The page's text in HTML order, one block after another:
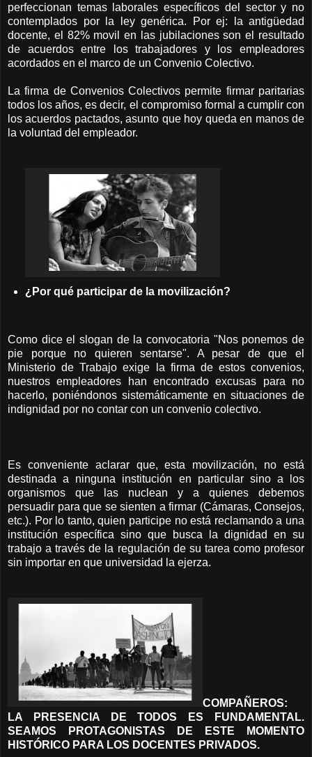
perfeccionan temas laborales específicos del sector y no
contemplados por la ley genérica. Por ej: la antigüedad
docente, el 82% movil en las jubilaciones son el resultado
de acuerdos entre los trabajadores y los empleadores
acordados en el marco de un Convenio Colectivo.
La firma de Convenios Colectivos permite firmar paritarias
todos los años, es decir, el compromiso formal a cumplir con
los acuerdos pactados, asunto que hoy queda en manos de
la voluntad del empleador.
¿Por qué participar de la movilización?
Como dice el slogan de la convocatoria "Nos ponemos de
pie porque no quieren sentarse". A pesar de que el
Ministerio de Trabajo exige la firma de estos convenios,
nuestros empleadores han encontrado excusas para no
hacerlo, poniéndonos sistemáticamente en situaciones de
indignidad por no contar con un convenio colectivo.
Es conveniente aclarar que, esta movilización, no está
destinada a ninguna institución en particular sino a los
organismos que las nuclean y a quienes debemos
persuadir para que se sienten a firmar (Cámaras, Consejos,
etc.). Por lo tanto, quien participe no está reclamando a una
institución específica sino que busca la dignidad en su
trabajo a través de la regulación de su tarea como profesor
sin importar en que universidad la ejerza.
COMPAÑEROS:
LA PRESENCIA DE TODOS ES FUNDAMENTAL.
SEAMOS PROTAGONISTAS DE ESTE MOMENTO
HISTÓRICO PARA LOS DOCENTES PRIVADOS.